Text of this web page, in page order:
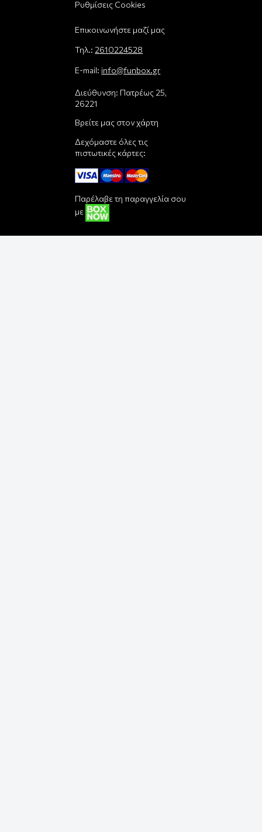
Ρυθμίσεις Cookies
Επικοινωνήστε μαζί μας
Τηλ.: 2610224528
E-mail: info@funbox.gr
Διεύθυνση: Πατρέως 25,
26221
Βρείτε μας στον χάρτη
Δεχόμαστε όλες τις
πιστωτικές κάρτες:
Παρέλαβε τη παραγγελία σου
με